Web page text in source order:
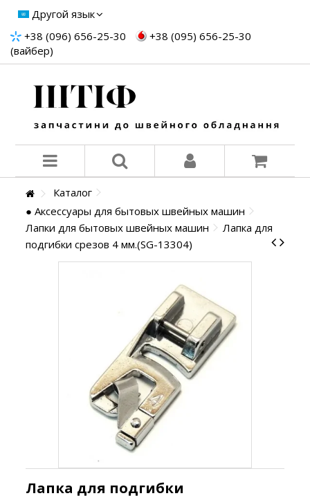
Другой язык
+38 (096) 656-25-30
+38 (095) 656-25-30
(вайбер)
Каталог
● Аксессуары для бытовых швейных машин
Лапки для бытовых швейных машин
Лапка для
подгибки срезов 4 мм.(SG-13304)
Лапка для подгибки